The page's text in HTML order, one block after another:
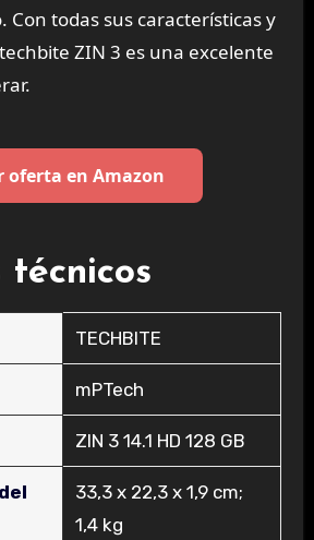
todas sus características y
ZIN 3 es una excelente
oferta en Amazon
técnicos
‎TECHBITE
‎mPTech
‎ZIN 3 14.1 HD 128 GB
‎33,3 x 22,3 x 1,9 cm;
1,4 kg